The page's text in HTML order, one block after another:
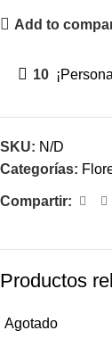
Add to
10
SKU: N/D
Categorías:
Compartir:
Productos
Agotado